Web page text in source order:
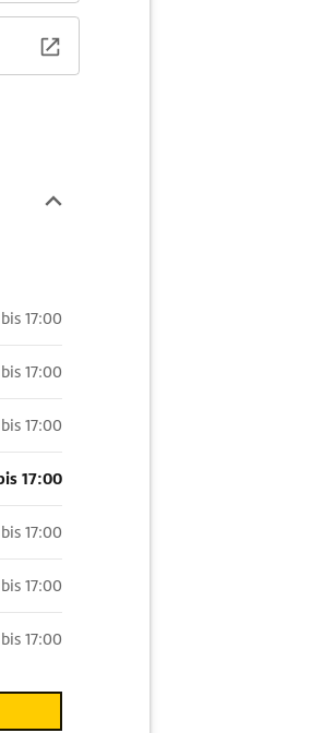
17:00
17:00
17:00
17:00
17:00
17:00
17:00